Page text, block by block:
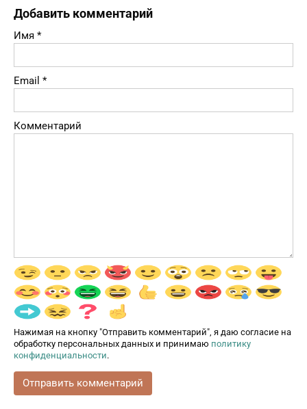
Добавить комментарий
Имя *
Email *
Комментарий
Нажимая на кнопку "Отправить комментарий", я даю согласие на
обработку персональных данных и принимаю политику
конфиденциальности.